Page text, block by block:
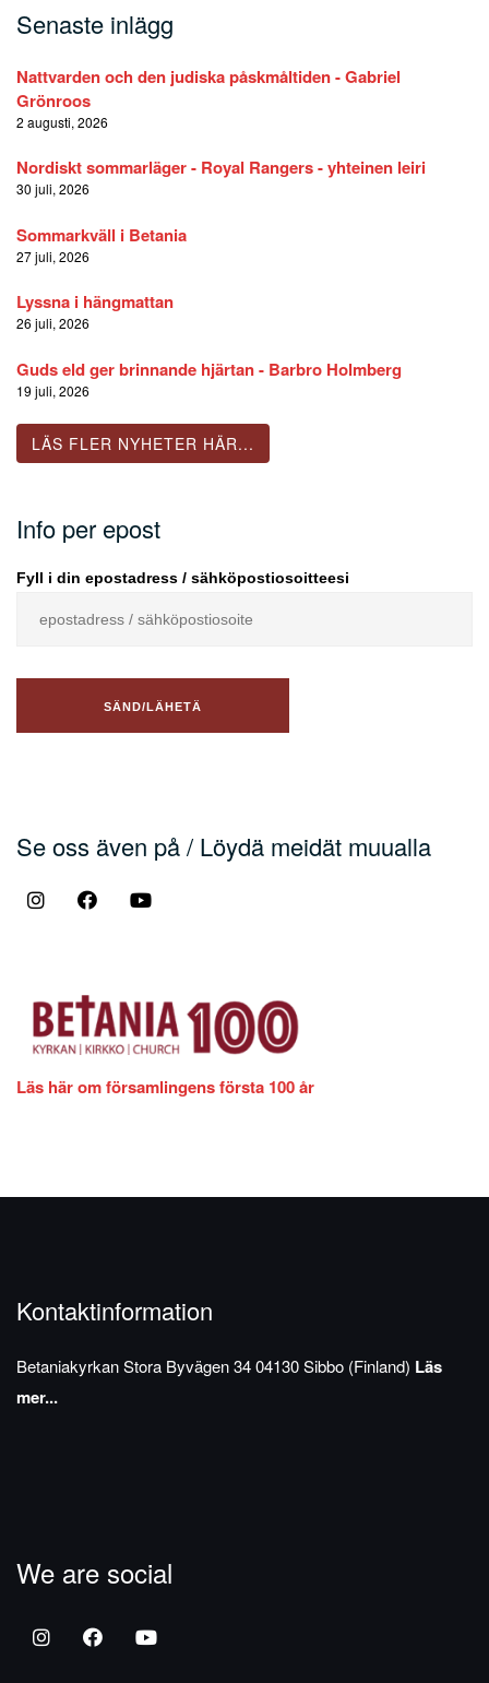
Senaste inlägg
Nattvarden och den judiska påskmåltiden - Gabriel
Grönroos
2 augusti, 2026
Nordiskt sommarläger - Royal Rangers - yhteinen leiri
30 juli, 2026
Sommarkväll i Betania
27 juli, 2026
Lyssna i hängmattan
26 juli, 2026
Guds eld ger brinnande hjärtan - Barbro Holmberg
19 juli, 2026
LÄS FLER NYHETER HÄR...
Info per epost
Fyll i din epostadress / sähköpostiosoitteesi
Se oss även på / Löydä meidät muualla
Läs här om församlingens första 100 år
Kontaktinformation
BetaniakyrkanStora Byvägen 3404130 Sibbo (Finland) Läs
mer...
We are social